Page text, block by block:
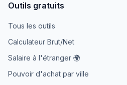
Outils gratuits
Tous les outils
Calculateur Brut/Net
Salaire à l'étranger 🌍
Pouvoir d'achat par ville